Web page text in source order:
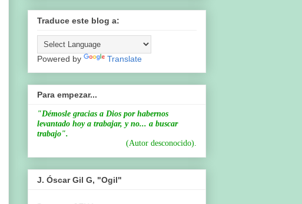
Traduce este blog a:
Powered by Translate
Para empezar...
"Démosle gracias a Dios por habernos
levantado hoy a trabajar, y no... a buscar
trabajo".
(Autor desconocido).
J. Óscar Gil G, "Ogil"